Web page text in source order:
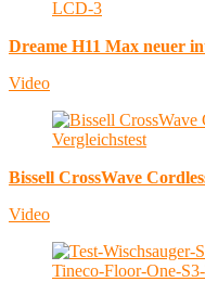
Dreame H11 Max neuer
Video
Bissell CrossWave
Video